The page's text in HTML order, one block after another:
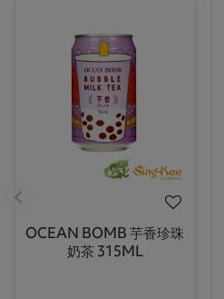
OCEAN BOMB 芋香珍珠
奶茶 315ML